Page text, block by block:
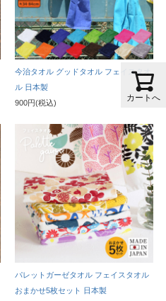
今治タオル グッドタオル フェイスタオ
ル 日本製
900円(税込)
パレットガーゼタオル フェイスタオル
おまかせ5枚セット 日本製
カートへ